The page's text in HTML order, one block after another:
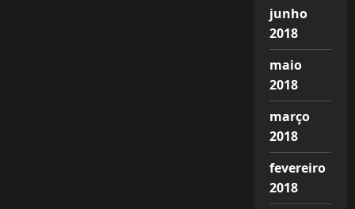
junho
2018
maio
2018
março
2018
fevereiro
2018